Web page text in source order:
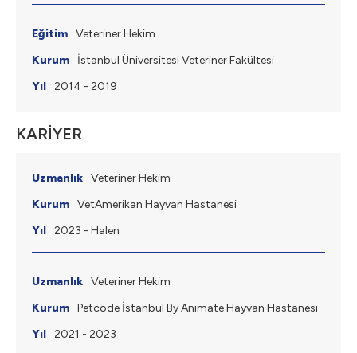
Veteriner Hekim
İstanbul Üniversitesi Veteriner Fakültesi
2014 - 2019
KARİYER
Veteriner Hekim
VetAmerikan Hayvan Hastanesi
2023 - Halen
Veteriner Hekim
Petcode İstanbul By Animate Hayvan Hastanesi
2021 - 2023